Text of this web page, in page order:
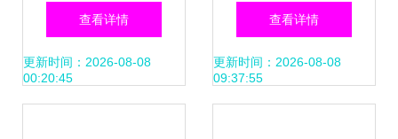
模组市场调研报告
查看详情
更新时间：2026-08-08
00:20:45
皮革手套行业全景
调研及投资策略报
查看详情
更新时间：2026-08-08
09:37:55